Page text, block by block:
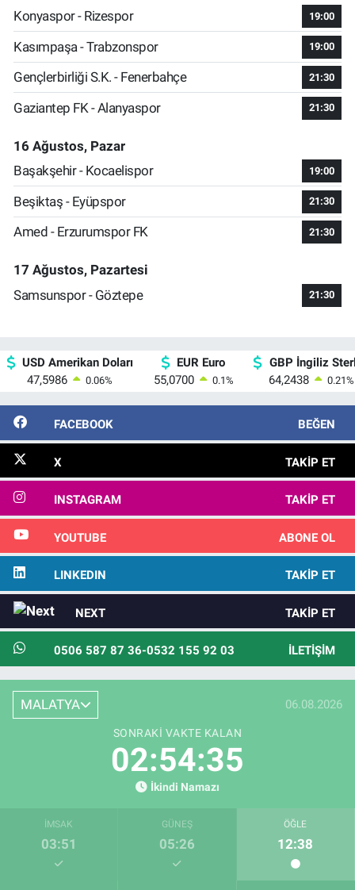
Konyaspor - Rizespor
19:00
Kasımpaşa - Trabzonspor 19:00
Gençlerbirliği S.K. - Fenerbahçe 21:30
Gaziantep FK - Alanyaspor 21:30
16 Ağustos, Pazar
Başakşehir - Kocaelispor
19:00
Beşiktaş - Eyüpspor 21:30
Amed - Erzurumspor FK 21:30
17 Ağustos, Pazartesi
Samsunspor - Göztepe
21:30
USD Amerikan Doları
47,5986
0.06%
EUR Euro
55,0700
0.1%
GBP İngiliz
64,2438
0.21%
FACEBOOK BEĞEN
X TAKIP ET
INSTAGRAM TAKIP ET
YOUTUBE ABONE OL
LINKEDIN TAKIP ET
NEXT TAKIP ET
0506 587 87 36-0532 155 92 03 İLETIŞIM
MALATYA 06.08.2026
SONRAKI VAKTE KALAN
02:54:33
İkindi Namazı
İMSAK
03:51
GÜNEŞ
05:26
ÖĞLE
12:38